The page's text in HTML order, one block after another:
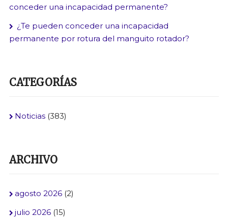
conceder una incapacidad permanente?
¿Te pueden conceder una incapacidad
permanente por rotura del manguito rotador?
CATEGORÍAS
Noticias(383)
ARCHIVO
agosto 2026(2)
julio 2026(15)